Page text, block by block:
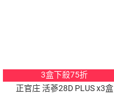
3盒下殺75折
正官庄 活蔘28D PLUS x3盒